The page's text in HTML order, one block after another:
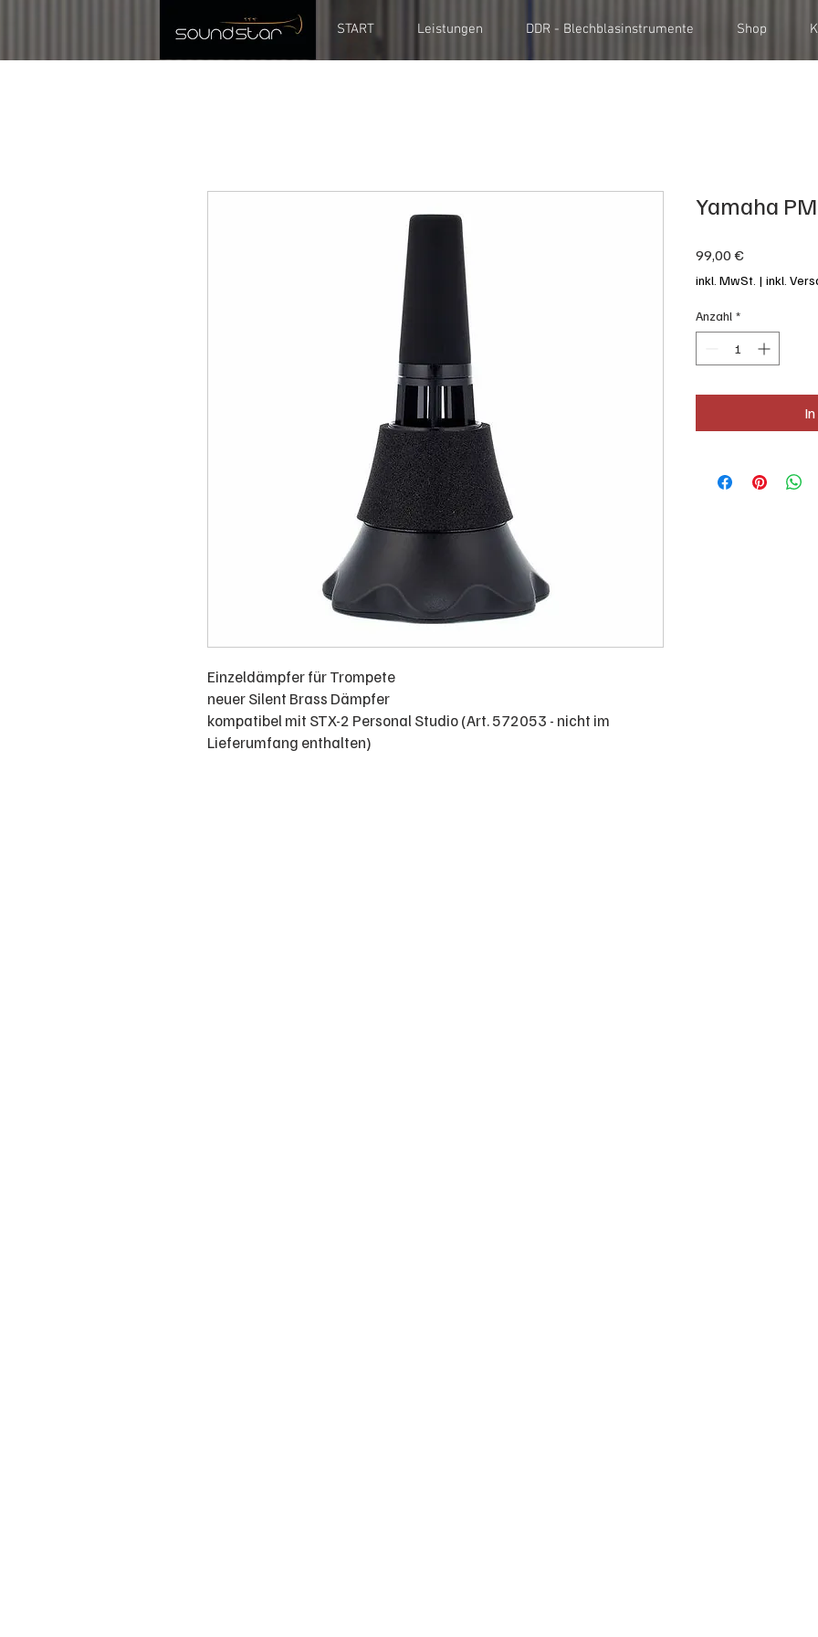
START Leistungen DDR - Blechblasinstrumente Shop
Einzeldämpfer für Trompete
neuer Silent Brass Dämpfer
kompatibel mit STX-2 Personal Studio (Art. 572053 - nicht im
Lieferumfang enthalten)
Yamaha
99,00 €Preis
inkl. MwSt. | inkl.
Anzahl *